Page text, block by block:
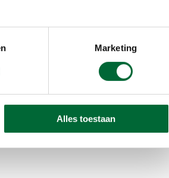
Marketing
Alles toestaan
onze website